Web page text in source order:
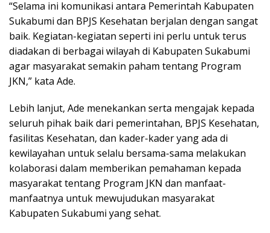
“Selama ini komunikasi antara Pemerintah Kabupaten
Sukabumi dan BPJS Kesehatan berjalan dengan sangat
baik. Kegiatan-kegiatan seperti ini perlu untuk terus
diadakan di berbagai wilayah di Kabupaten Sukabumi
agar masyarakat semakin paham tentang Program
JKN,” kata Ade.
Lebih lanjut, Ade menekankan serta mengajak kepada
seluruh pihak baik dari pemerintahan, BPJS Kesehatan,
fasilitas Kesehatan, dan kader-kader yang ada di
kewilayahan untuk selalu bersama-sama melakukan
kolaborasi dalam memberikan pemahaman kepada
masyarakat tentang Program JKN dan manfaat-
manfaatnya untuk mewujudukan masyarakat
Kabupaten Sukabumi yang sehat.